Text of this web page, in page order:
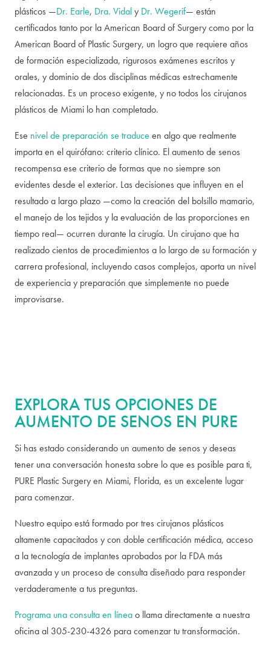
plásticos —Dr. Earle, Dra. Vidaly Dr. Wegerif— están
certificados tanto por la American Board of Surgery como por la
American Board of Plastic Surgery, un logro que requiere años
de formación especializada, rigurosos exámenes escritos y
orales, y dominio de dos disciplinas médicas estrechamente
relacionadas. Es un proceso exigente, y no todos los cirujanos
plásticos de Miami lo han completado.
Ese nivel de preparación se traduce en algo que realmente
importa en el quirófano: criterio clínico. El aumento de senos
recompensa ese criterio de formas que no siempre son
evidentes desde el exterior. Las decisiones que influyen en el
resultado a largo plazo —como la creación del bolsillo mamario,
el manejo de los tejidos y la evaluación de las proporciones en
tiempo real— ocurren durante la cirugía. Un cirujano que ha
realizado cientos de procedimientos a lo largo de su formación y
carrera profesional, incluyendo casos complejos, aporta un nivel
de experiencia y preparación que simplemente no puede
improvisarse.
EXPLORA TUS OPCIONES DE
AUMENTO DE SENOS EN PURE
Si has estado considerando un aumento de senos y deseas
tener una conversación honesta sobre lo que es posible para ti,
PURE Plastic Surgery en Miami, Florida, es un excelente lugar
para comenzar.
Nuestro equipo está formado por tres cirujanos plásticos
altamente capacitados y con doble certificación médica, acceso
a la tecnología de implantes aprobados por la FDA más
avanzada y un proceso de consulta diseñado para responder
verdaderamente a tus preguntas.
Programa una consulta en líneao llama directamente a nuestra
oficina al 305-230-4326 para comenzar tu transformación.